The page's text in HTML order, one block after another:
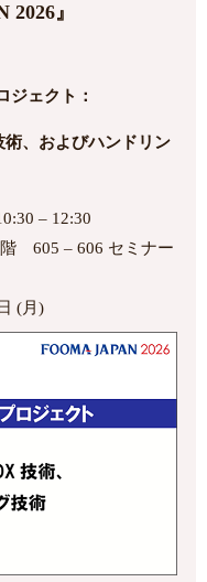
2026』
ジェクト：
、およびハンドリン
– 12:30
605 – 606 セミナー
(月)